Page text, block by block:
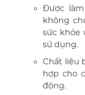
Được
không
sức khỏe
sử dụng.
Chất liệu
hợp cho
động.